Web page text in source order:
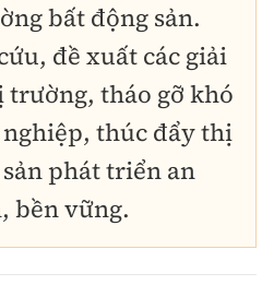
bất động sản.
đề xuất các giải
tháo gỡ khó
thúc đẩy thị
phát triển an
bền vững.